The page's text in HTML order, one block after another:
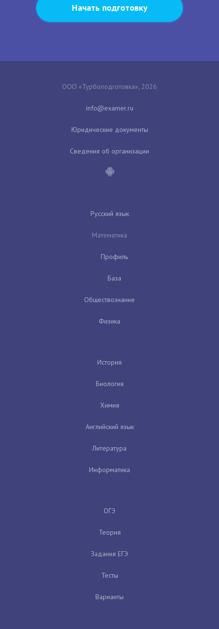
Начать подготовку
ООО «Турбоподготовка», 2026
Юридические документы
Сведения об организации
Русский язык
Математика
Профиль
База
Обществознание
Физика
История
Биология
Химия
Английский язык
Литература
Информатика
ОГЭ
Теория
Задания ЕГЭ
Тесты
Варианты